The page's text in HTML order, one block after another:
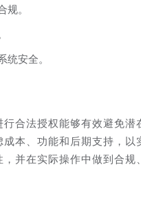
规。
统安全。
合法授权能够有效避免潜
本、功能和后期支持，以
并在实际操作中做到合规